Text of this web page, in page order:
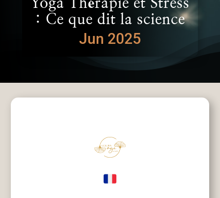
Yoga Thérapie et Stress
: Ce que dit la science
Jun 2025